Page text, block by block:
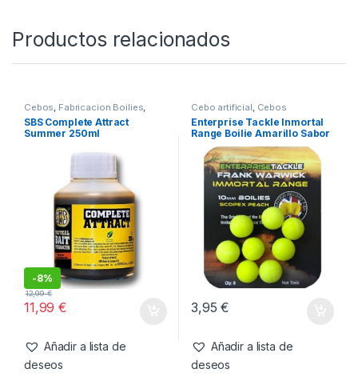
Productos relacionados
Cebos, Fabricacion Boilies,
Liquidos
SBS Complete Attract
Summer 250ml
-8%
11,99€
12,99€
Añadir a lista de
deseos
Cebo artificial, Cebos
Enterprise Tackle Inmortal
Range Boilie Amarillo Sabor
Scopex Peach 10mm
3,95€
Añadir a lista de
deseos